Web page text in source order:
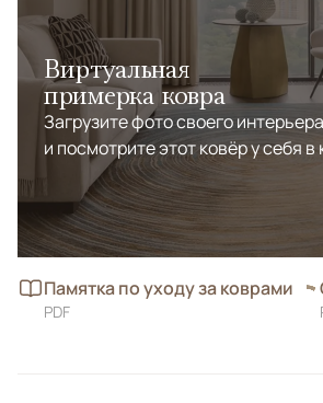
Виртуальная
примерка ковра
Загрузите фото своего интерьера
и посмотрите этот ковёр у себя в
Памятка по уходу за коврами
PDF